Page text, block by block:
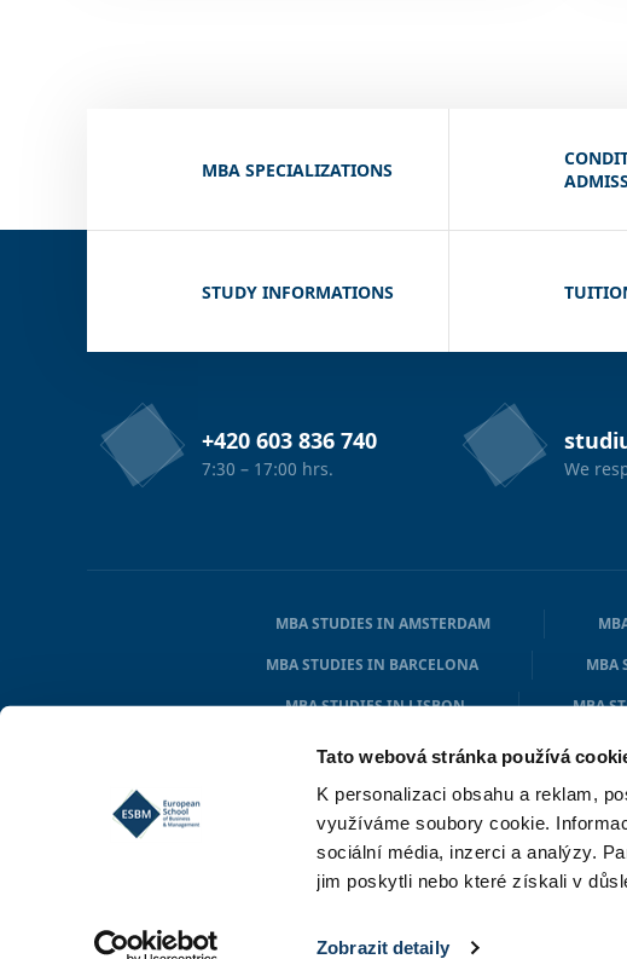
Tato webová stránka používá
K personalizaci obsahu a reklam,
využíváme soubory cookie.
sociální média, inzerci a analýzy.
jim poskytli nebo které získali v
Zobrazit detaily
MBA SPECIALIZATIONS
STUDY INFORMATIONS
+420 603 836 740
7:30 – 17:00 hrs. We
MBA STUDIES IN AMSTERDAM
MBA STUDIES IN BARCELONA
MBA
MBA STUDIES IN LISBON
MBA
MBA STUDIES IN HAMBURG
MBA
© 2026 European School of Business & Management (ESBM)